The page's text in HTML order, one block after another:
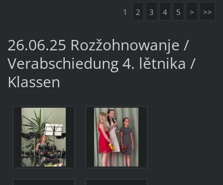
1 2 3 4 5 > >>
26.06.25 Rozžohnowanje /
Verabschiedung 4. lětnika /
Klassen